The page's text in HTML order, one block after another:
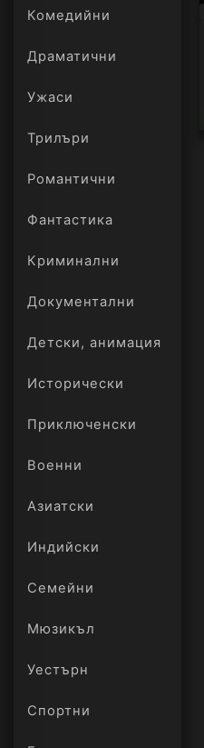
Комедийни
Драматични
Ужаси
Трилъри
онлайн
Романтични
Фантастика
Криминални
Документални
Детски, анимация
Исторически
Приключенски
Военни
Азиатски
Индийски
Семейни
Мюзикъл
Уестърн
Спортни